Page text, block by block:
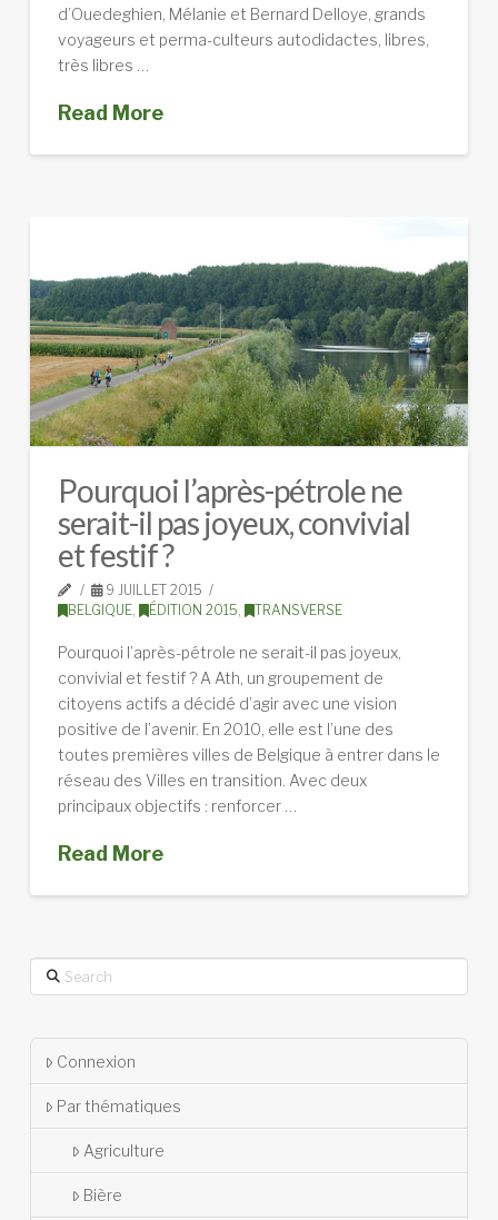
d’Ouedeghien, Mélanie et Bernard Delloye, grands
voyageurs et perma-culteurs autodidactes, libres,
très libres …
Read More
Pourquoi l’après-pétrole ne
serait-il pas joyeux, convivial
et festif ?
9 JUILLET 2015
BELGIQUE, ÉDITION 2015 TRANSVERSE
Pourquoi l’après-pétrole ne serait-il pas joyeux,
convivial et festif ? A Ath, un groupement de
citoyens actifs a décidé d’agir avec une vision
positive de l’avenir. En 2010, elle est l’une des
toutes premières villes de Belgique à entrer dans le
réseau des Villes en transition. Avec deux
principaux objectifs : renforcer …
Read More
Search
Connexion
Par thématiques
Agriculture
Bière